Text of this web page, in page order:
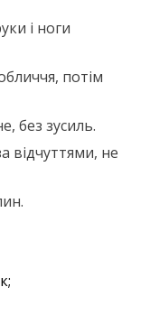
і ноги
потім
без зусиль.
відчуттями, не